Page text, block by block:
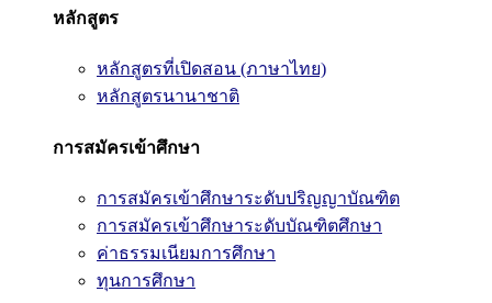
หลักสูตร
หลักสูตรที่เปิดสอน (ภาษาไทย)
หลักสูตรนานาชาติ
การสมัครเข้าศึกษา
การสมัครเข้าศึกษาระดับปริญญาบัณฑิต
การสมัครเข้าศึกษาระดับบัณฑิตศึกษา
ค่าธรรมเนียมการศึกษา
ทุนการศึกษา